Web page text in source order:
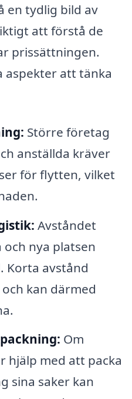
en tydlig bild av
att förstå de
prissättningen.
aspekter att tänka
Större företag
anställda kräver
för flytten, vilket
Avståndet
nya platsen
Korta avstånd
kan därmed
Om
hjälp med att packa
sina saker kan